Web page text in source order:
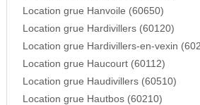
Location grue Hanvoile (60650)
Location grue Hardivillers (60120)
Location grue Hardivillers-en-vexin
Location grue Haucourt (60112)
Location grue Haudivillers (60510)
Location grue Hautbos (60210)